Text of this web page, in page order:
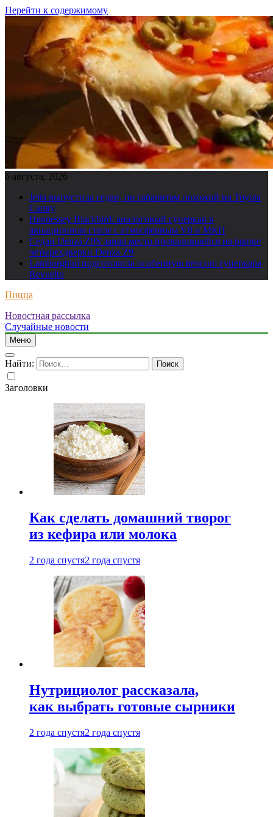
Перейти к содержимому
6 августа, 2026
Jetta выпустила седан, по габаритам похожий на Toyota
Camry
Hennessey Blackbird: аналоговый суперкар в
авиационном стиле с атмосферным V8 и МКП
Седан Denza Z9S занял место провалившейся на рынке
четырехдверки Denza Z9
Lamborghini подготовила особенную версию суперкара
Revuelto
Пицца
Новостная рассылка
Случайные новости
Меню
Найти:
Заголовки
Как сделать домашний творог
из кефира или молока
2 года спустя2 года спустя
Нутрициолог рассказала,
как выбрать готовые сырники
2 года спустя2 года спустя